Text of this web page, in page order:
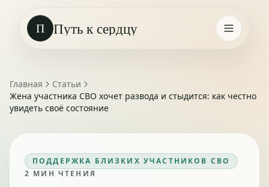
П Путь к сердцу
Главная
Статьи
Жена участника СВО хочет развода и стыдится: как честно
увидеть своё состояние
ПОДДЕРЖКА БЛИЗКИХ УЧАСТНИКОВ СВО
2 МИН ЧТЕНИЯ